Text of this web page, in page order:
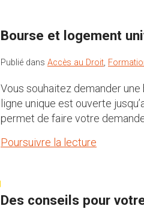
Bourse et logement
Publié dans Accès au Droit,
Vous souhaitez demander
ligne unique est ouverte
permet de faire votre
Poursuivre la lecture
Des conseils pour